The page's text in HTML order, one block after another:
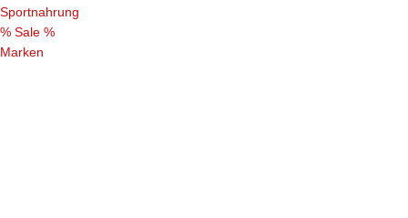
Sportnahrung
% Sale %
Marken